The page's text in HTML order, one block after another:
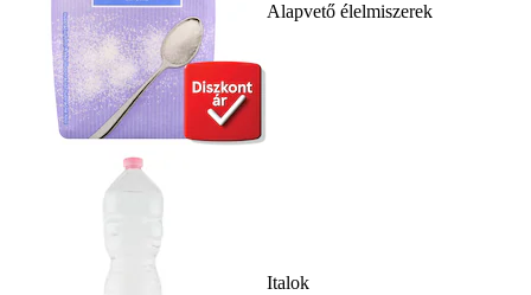
Alapvető élelmiszerek
Italok